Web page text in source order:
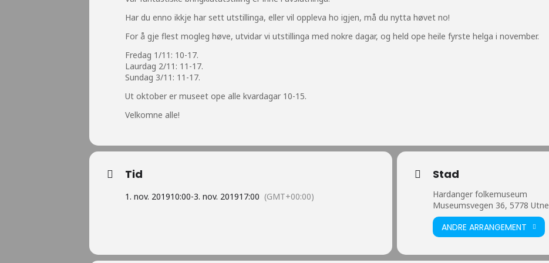
Har du enno ikkje har sett utstillinga, eller vil oppleva ho igjen, må du nytta høvet no!
For å gje flest mogleg høve, utvidar vi utstillinga med nokre dagar, og held ope heile fyrste helga i november.
Fredag 1/11: 10-17.
Laurdag 2/11: 11-17.
Sundag 3/11: 11-17.
Ut oktober er museet ope alle kvardagar 10-15.
Velkomne alle!
Tid
1. nov. 201910:00-3. nov. 201917:00 (GMT+00:00)
Stad
Hardanger folkemuseum
Museumsvegen 36, 5778 Utne
ANDRE ARRANGEMENT